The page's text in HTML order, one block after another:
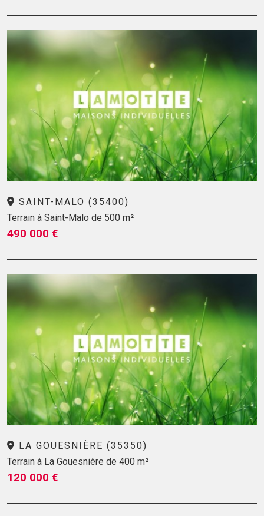
SAINT-MALO (35400)
Terrain à Saint-Malo de 500 m²
490 000 €
LA GOUESNIÈRE (35350)
Terrain à La Gouesnière de 400 m²
120 000 €